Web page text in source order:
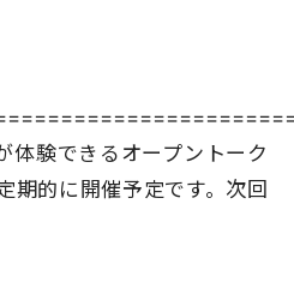
験できるオープントーク
期的に開催予定です。次回